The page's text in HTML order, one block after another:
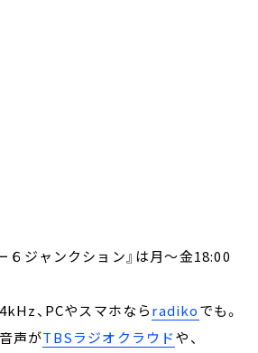
６ジャンクション』は月～金18:00
、PCやスマホならradikoでも。
声がTBSラジオクラウドや、